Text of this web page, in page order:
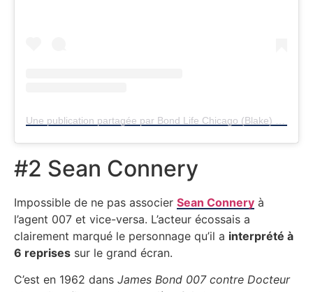
#2 Sean Connery
Impossible de ne pas associer Sean Connery à
l’agent 007 et vice-versa. L’acteur écossais a
clairement marqué le personnage qu’il a interprété à
6 reprises sur le grand écran.
C’est en 1962 dans James Bond 007 contre Docteur